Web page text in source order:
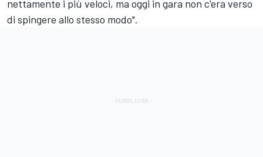
nettamente i più veloci, ma oggi in gara non c'era verso
di spingere allo stesso modo".